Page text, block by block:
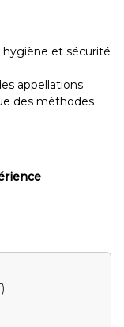
hygiène et sécurité
appellations
des méthodes